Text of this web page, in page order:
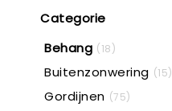
Categorie
Behang (18)
Buitenzonwering (15)
Gordijnen (75)